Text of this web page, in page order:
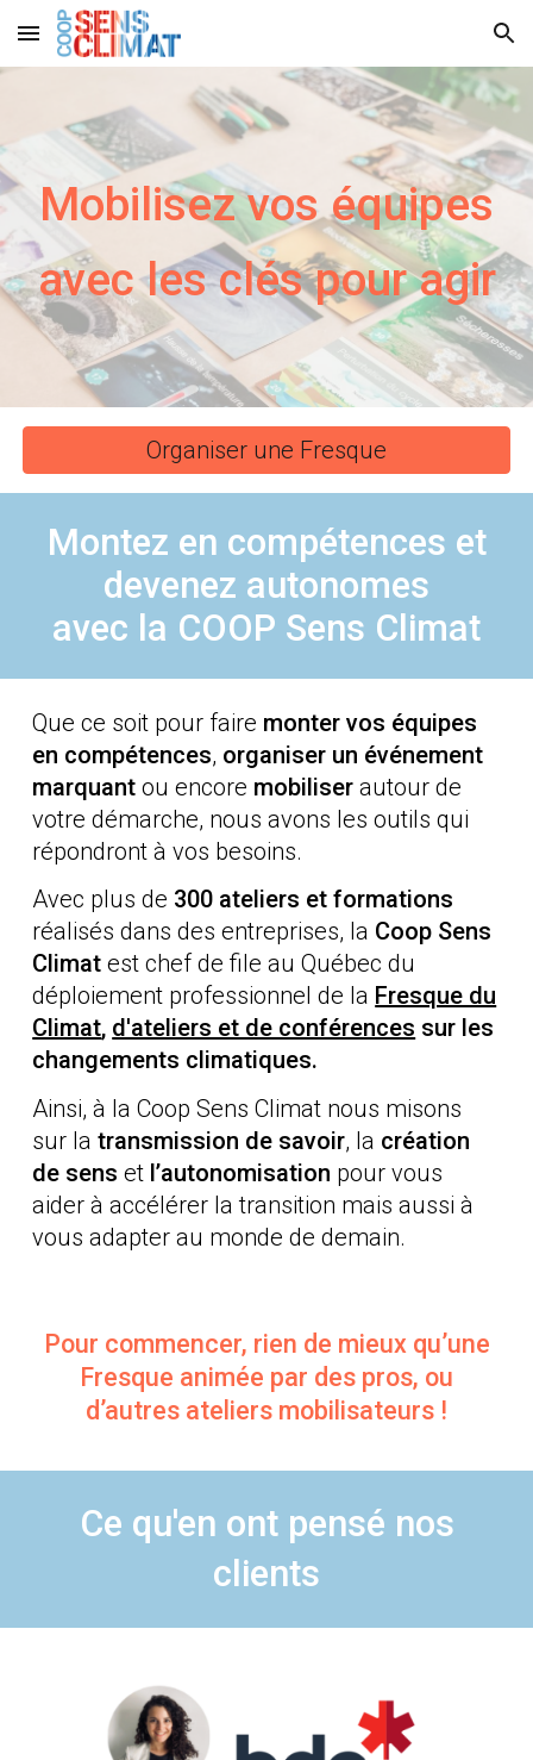
Skip to main content Skip to navigation
Mobilisez vos équipes
avec les clés pour agir
Organiser une Fresque
Montez en compétences et
devenez autonomes
avec la COOP Sens Climat
Que ce soit pour faire monter vos équipes
en compétences, organiser un événement
marquant ou encore mobiliser autour de
votre démarche, nous avons les outils qui
répondront à vos besoins.
Avec plus de 300 ateliers et formations
réalisés dans des entreprises, la Coop Sens
Climat est chef de file au Québec du
déploiement professionnel de la Fresque du
Climat, d'ateliers et de conférences sur les
changements climatiques.
Ainsi, à la Coop Sens Climat nous misons
sur latransmission de savoir, la création
de senset l’autonomisation pour vous
aider à accélérer la transition mais aussi à
vous adapter au monde de demain.
Pour commencer, rien de mieux qu’une
Fresque animée par des pros, ou
d’autres ateliers mobilisateurs !
Ce qu'en ont pensé nos
clients